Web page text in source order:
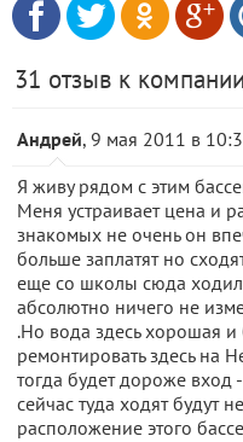
31 отзыв к компании
Андрей, 9 мая 2011 в
Я живу рядом с этим
Меня устраивает цена и
знакомых не очень он
больше заплатят но
еще со школы сюда
абсолютно ничего не
.Но вода здесь хорошая
ремонтировать здесь на
тогда будет дороже
сейчас туда ходят будут
расположение этого